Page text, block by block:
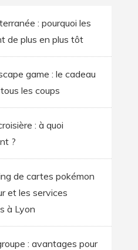
: pourquoi les
de plus en plus tôt
game : le cadeau
les coups
: à quoi
?
de cartes pokémon
et les services
à Lyon
: avantages pour